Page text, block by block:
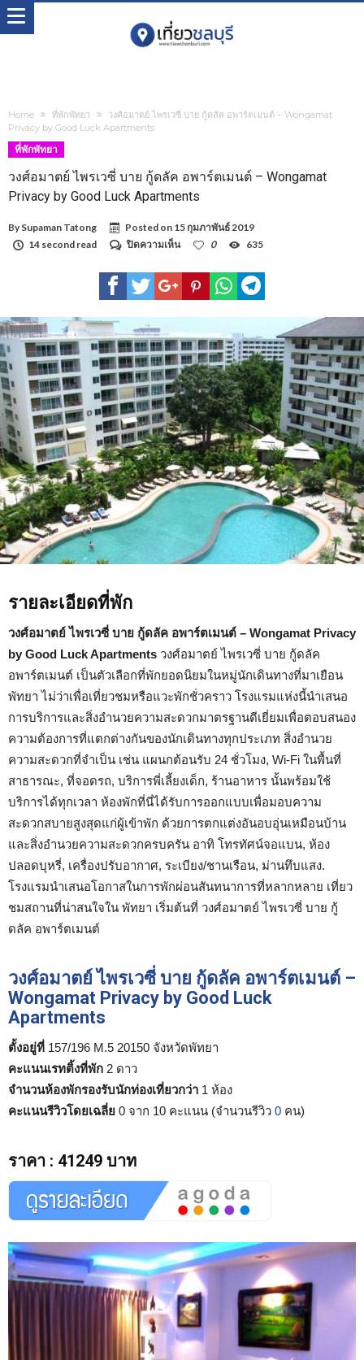
Home ที่พักพัทยา
วงศ์อมาตย์ ไพรเวซี่ บาย กู้ดลัค อพาร์ตเมนต์ – Wongamat
Privacy by Good Luck Apartments
ที่พักพัทยา
วงศ์อมาตย์ ไพรเวซี่ บาย กู้ดลัค อพาร์ตเมนต์ – Wongamat
Privacy by Good Luck Apartments
By Supaman Tatong Posted on 15 กุมภาพันธ์ 2019
14 second read
ปิดความเห็นบน
อมาตย์
ไพร
กู้
ดลัค
อพาร์ตเมนต์
–
Wongamat
Privacy
by
Good
Luck
Apartments
0 635
รายละเอียดที่พัก
วงศ์อมาตย์ ไพรเวซี่ บาย กู้ดลัค อพาร์ตเมนต์ – Wongamat Privacy
by Good Luck Apartments วงศ์อมาตย์ ไพรเวซี่ บาย กู้ดลัค
อพาร์ตเมนต์ เป็นตัวเลือกที่พักยอดนิยมในหมู่นักเดินทางที่มาเยือน
พัทยา ไม่ว่าเพื่อเที่ยวชมหรือแวะพักชั่วคราว โรงแรมแห่งนี้นำเสนอ
การบริการและสิ่งอำนวยความสะดวกมาตรฐานดีเยี่ยมเพื่อตอบสนอง
ความต้องการที่แตกต่างกันของนักเดินทางทุกประเภท สิ่งอำนวย
ความสะดวกที่จำเป็น เช่น แผนกต้อนรับ 24 ชั่วโมง, Wi-Fi ในพื้นที่
สาธารณะ, ที่จอดรถ, บริการพี่เลี้ยงเด็ก, ร้านอาหาร นั้นพร้อมใช้
บริการได้ทุกเวลา ห้องพักที่นี่ได้รับการออกแบบเพื่อมอบความ
สะดวกสบายสูงสุดแก่ผู้เข้าพัก ด้วยการตกแต่งอันอบอุ่นเหมือนบ้าน
และสิ่งอำนวยความสะดวกครบครัน อาทิ โทรทัศน์จอแบน, ห้อง
ปลอดบุหรี่, เครื่องปรับอากาศ, ระเบียง/ชานเรือน, ม่านทึบแสง.
โรงแรมนำเสนอโอกาสในการพักผ่อนสันทนาการที่หลากหลาย เที่ยว
ชมสถานที่น่าสนใจใน พัทยา เริ่มต้นที่ วงศ์อมาตย์ ไพรเวซี่ บาย กู้
ดลัค อพาร์ตเมนต์
วงศ์อมาตย์ ไพรเวซี่ บาย กู้ดลัค อพาร์ตเมนต์ –
Wongamat Privacy by Good Luck
Apartments
ตั้งอยู่ที่ 157/196 M.5 20150 จังหวัดพัทยา
คะแนนเรทติ้งที่พัก 2 ดาว
จำนวนห้องพักรองรับนักท่องเที่ยวกว่า 1 ห้อง
คะแนนรีวิวโดยเฉลี่ย 0 จาก 10 คะแนน (จำนวนรีวิว 0 คน)
ราคา : 41249 บาท